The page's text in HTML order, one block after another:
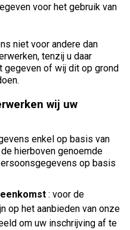
voor het gebruik van
niet voor andere dan
tenzij u daar
of wij dit op grond
wij uw
enkel op basis van
hierboven genoemde
op basis
: voor de
op het aanbieden van onze
om uw inschrijving af te